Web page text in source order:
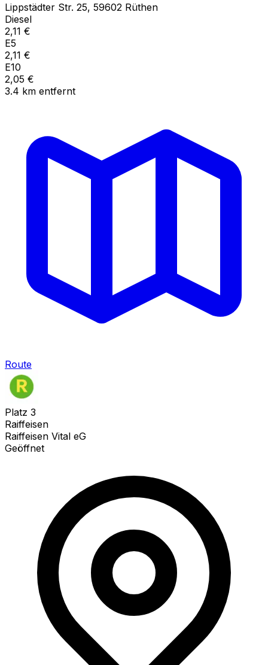
Lippstädter Str. 25, 59602 Rüthen
Diesel
2,11 €
E5
2,11 €
E10
2,05 €
3.4 km entfernt
Route
Platz 3
Raiffeisen
Raiffeisen Vital eG
Geöffnet